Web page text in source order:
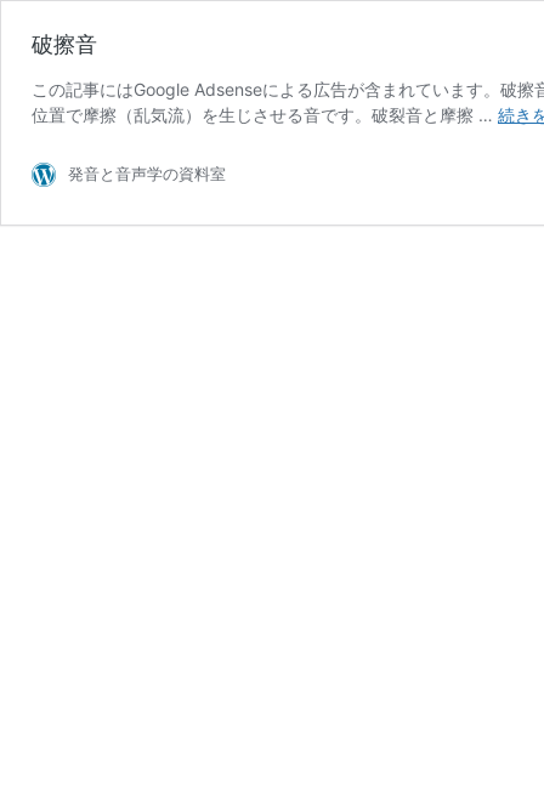
破擦音
この記事にはGoogle Adsenseによる広告が含まれています。破
位置で摩擦（乱気流）を生じさせる音です。破裂音と摩擦 … 続き
発音と音声学の資料室